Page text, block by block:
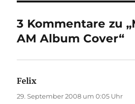
3 Kommentare zu
AM Album Cover“
Felix
29. September 2008 um 0:05 Uhr